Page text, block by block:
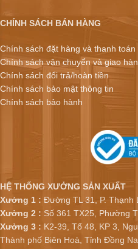
CHÍNH SÁCH BÁN HÀNG
Chính sách đặt hàng và thanh toán
Chính sách vận chuyển và giao
Chính sách đổi trả/hoàn tiền
Chính sách bảo mật thông tin
Chính sách bảo hành
HỆ THỐNG XƯỞNG SẢN XUẤT
Xưởng 1 : Đường TL 31, P. Thạnh
Xưởng 2 : Số 361 TX25, Phường
Xưởng 3 : K2-39, Tổ 48, KP 3,
Thành phố Biên Hoà, Tỉnh Đồng